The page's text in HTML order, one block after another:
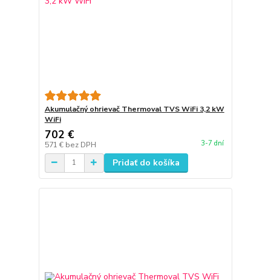
Akumulačný ohrievač Thermoval TVS WiFi 3,2 kW
WiFi
702 €
571 € bez DPH 3-7 dní
Pridať do košíka